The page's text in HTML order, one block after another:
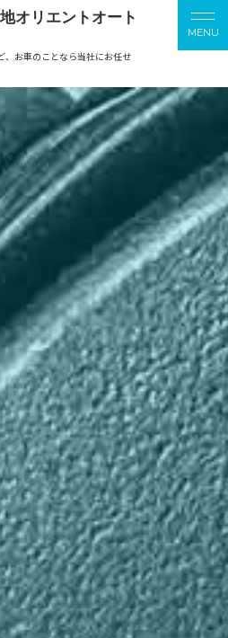
オリエントオート
、お車のことなら当社にお任せ